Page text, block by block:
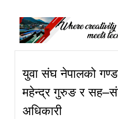
युवा संघ नेपालको
महेन्द्र गुरुङ र
अधिकारी